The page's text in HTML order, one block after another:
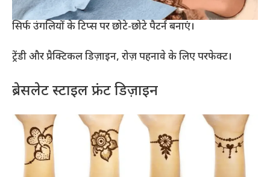
सिर्फ उंगलियों के टिप्स पर छोटे-छोटे पैटर्न बनाएं।
ट्रेंडी और प्रैक्टिकल डिज़ाइन, रोज़ पहनावे के लिए परफेक्ट।
ब्रेसलेट स्टाइल फ्रंट डिज़ाइन